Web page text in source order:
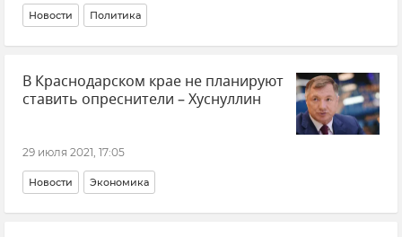
Новости Политика
В Краснодарском крае не планируют
ставить опреснители – Хуснуллин
29 июля 2021, 17:05
Новости Экономика